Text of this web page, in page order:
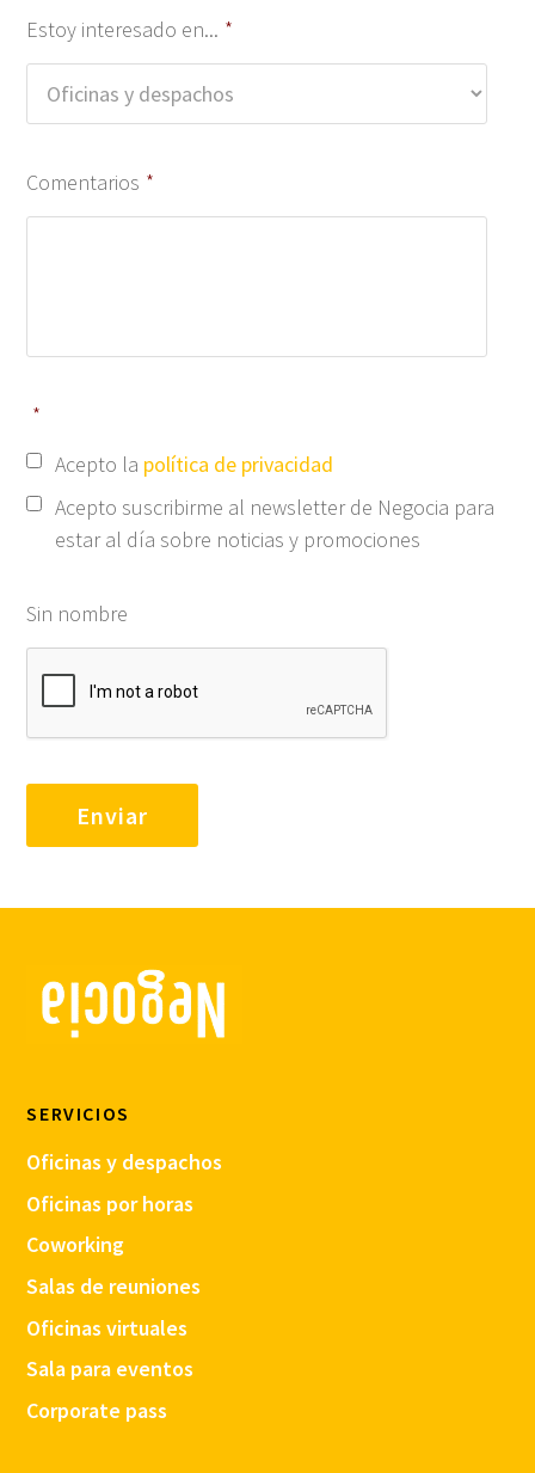
Estoy interesado en... *
Comentarios *
*
Acepto la política de privacidad
Acepto suscribirme al newsletter de Negocia para
estar al día sobre noticias y promociones
Sin nombre
SERVICIOS
Oficinas y despachos
Oficinas por horas
Coworking
Salas de reuniones
Oficinas virtuales
Sala para eventos
Corporate pass